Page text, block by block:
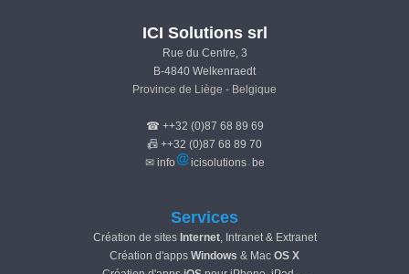
ICI Solutions srl
Rue du Centre, 3
B-4840 Welkenraedt
Province de Liège - Belgique
☎ ++32 (0)87 68 89 69
📠 ++32 (0)87 68 89 70
✉ info
icisolutions be
Services
Création de sites Internet, Intranet & Extranet
Création d'apps Windows & Mac OS X